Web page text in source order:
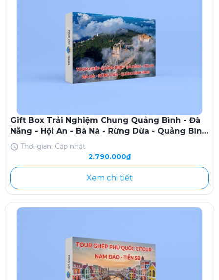
Gift Box Trải Nghiệm Chung Quảng Bình - Đà
Nẵng - Hội An - Bà Nà - Rừng Dừa - Quảng Bình
3N2ĐThời gian: Cập nhật
2.790.000₫
Xem chi tiết